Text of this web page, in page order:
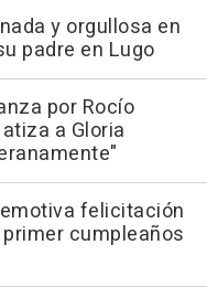
y orgullosa en
padre en Lugo
por Rocío
a Gloria
felicitación
cumpleaños